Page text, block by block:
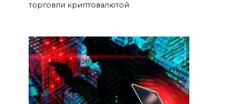
торговли криптовалютой